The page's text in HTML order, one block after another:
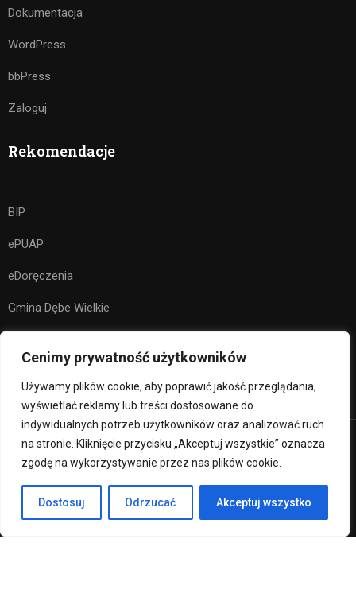
Cenimy prywatność użytkowników
Używamy plików cookie, aby poprawić jakość przeglądania,
wyświetlać reklamy lub treści dostosowane do
indywidualnych potrzeb użytkowników oraz analizować ruch
na stronie. Kliknięcie przycisku „Akceptuj wszystkie” oznacza
zgodę na wykorzystywanie przez nas plików cookie.
Dostosuj Odrzucać Akceptuj wszystko
Dokumentacja
WordPress
bbPress
Zaloguj
Rekomendacje
BIP
ePUAP
eDoręczenia
Gmina Dębe Wielkie
Premium LMS & Online Education WordPress Theme
Klauzula RODO
Deklaracja Dostępności
Regulamin strony